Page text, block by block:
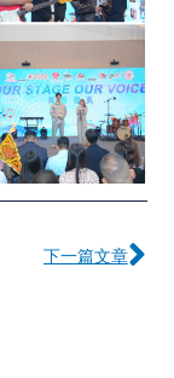
下一篇文章
下